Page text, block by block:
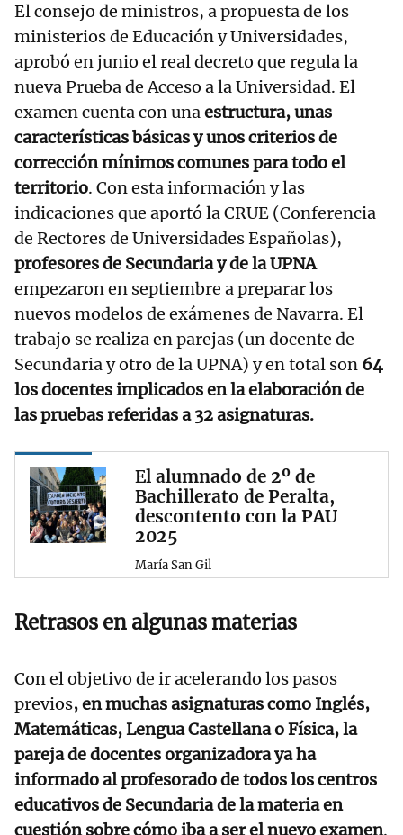
El consejo de ministros, a propuesta de los
ministerios de Educación y Universidades,
aprobó en junio el real decreto que regula la
nueva Prueba de Acceso a la Universidad. El
examen cuenta con unaestructura, unas
características básicas y unos criterios de
corrección mínimos comunes para todo el
territorio. Con esta información y las
indicaciones que aportó la CRUE (Conferencia
de Rectores de Universidades Españolas),
profesores de Secundaria y de la UPNA
empezaron en septiembre a preparar los
nuevos modelos de exámenes de Navarra. El
trabajo se realiza en parejas (un docente de
Secundaria y otro de la UPNA) y en total son 64
los docentes implicados en la elaboración de
las pruebas referidas a 32 asignaturas.
El alumnado de 2º de
Bachillerato de Peralta,
descontento con la PAU
2025
María San Gil
Retrasos en algunas materias
Con el objetivo de ir acelerando los pasos
previos, en muchas asignaturas como Inglés,
Matemáticas, Lengua Castellana o Física, la
pareja de docentes organizadora ya ha
informado al profesorado de todos los centros
educativos de Secundaria de la materia en
cuestión sobre cómo iba a ser el nuevo examen.